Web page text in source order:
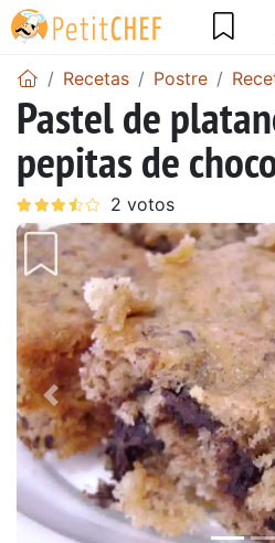
Recetas Postre
Pastel de
pepitas de
Anterior